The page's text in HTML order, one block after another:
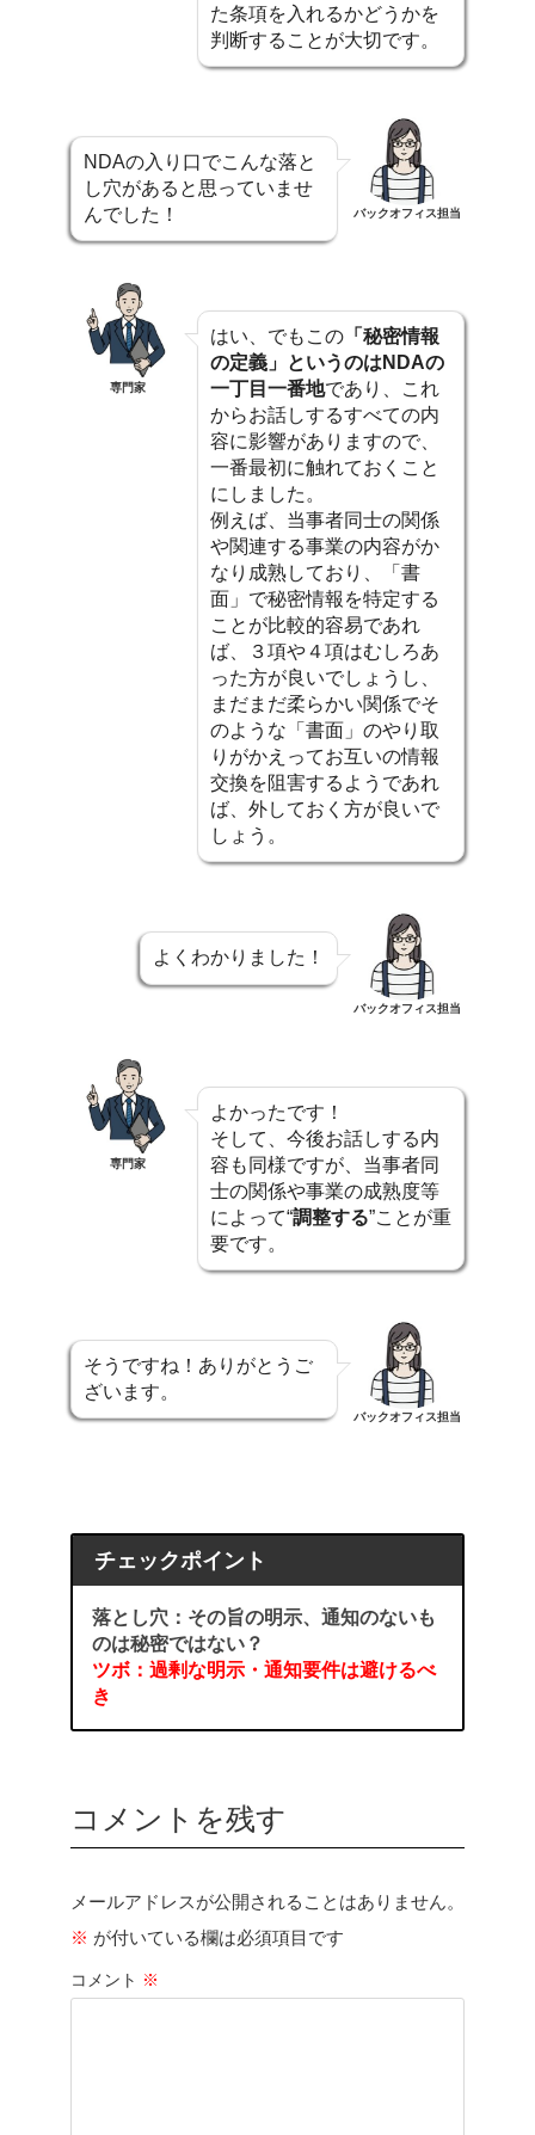
た条項を入れるかどうかを
判断することが大切です。
NDAの入り口でこんな落と
し穴があると思っていませ
んでした！
バックオフィス担当
専門家
はい、でもこの 「秘密情報
の定義」というのはNDAの
一丁目一番地であり、これ
からお話しするすべての内
容に影響がありますので、
一番最初に触れておくこと
にしました。
例えば、当事者同士の関係
や関連する事業の内容がか
なり成熟しており、「書
面」で秘密情報を特定する
ことが比較的容易であれ
ば、３項や４項はむしろあ
った方が良いでしょうし、
まだまだ柔らかい関係でそ
のような「書面」のやり取
りがかえってお互いの情報
交換を阻害するようであれ
ば、外しておく方が良いで
しょう。
よくわかりました！
バックオフィス担当
専門家
よかったです！
そして、今後お話しする内
容も同様ですが、当事者同
士の関係や事業の成熟度等
によって“調整する”ことが重
要です。
そうですね！ありがとうご
ざいます。
バックオフィス担当
チェックポイント
落とし穴：その旨の明示、通知のないも
のは秘密ではない？
ツボ：過剰な明示・通知要件は避けるべ
き
コメントを残す
メールアドレスが公開されることはありません。
※ が付いている欄は必須項目です
コメント ※